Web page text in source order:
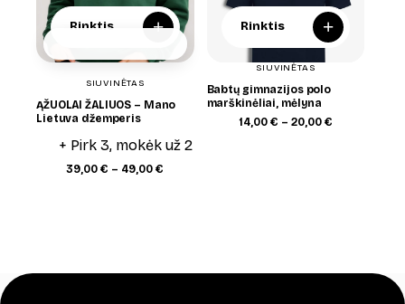
Rinktis +
SIUVINĖTAS
ĄŽUOLAI ŽALIUOS – Mano
Lietuva džemperis
+ Pirk 3, mokėk už 2
39,00€ – 49,00€
Rinktis +
SIUVINĖTAS
Babtų gimnazijos polo
marškinėliai, mėlyna
14,00 € – 20,00 €Price